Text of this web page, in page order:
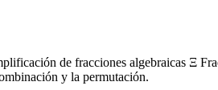
de fracciones algebraicas Ξ
y la permutación.